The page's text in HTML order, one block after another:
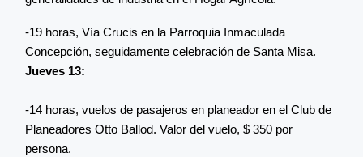
-19 horas, Vía Crucis en la Parroquia Inmaculada
Concepción, seguidamente celebración de Santa Misa.
Jueves 13:
-14 horas, vuelos de pasajeros en planeador en el Club de
Planeadores Otto Ballod. Valor del vuelo, $ 350 por
persona.